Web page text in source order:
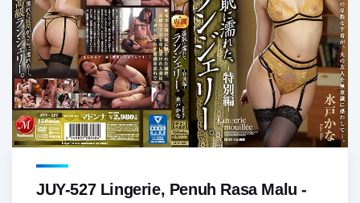
JUY-527 Lingerie, Penuh Rasa Malu -